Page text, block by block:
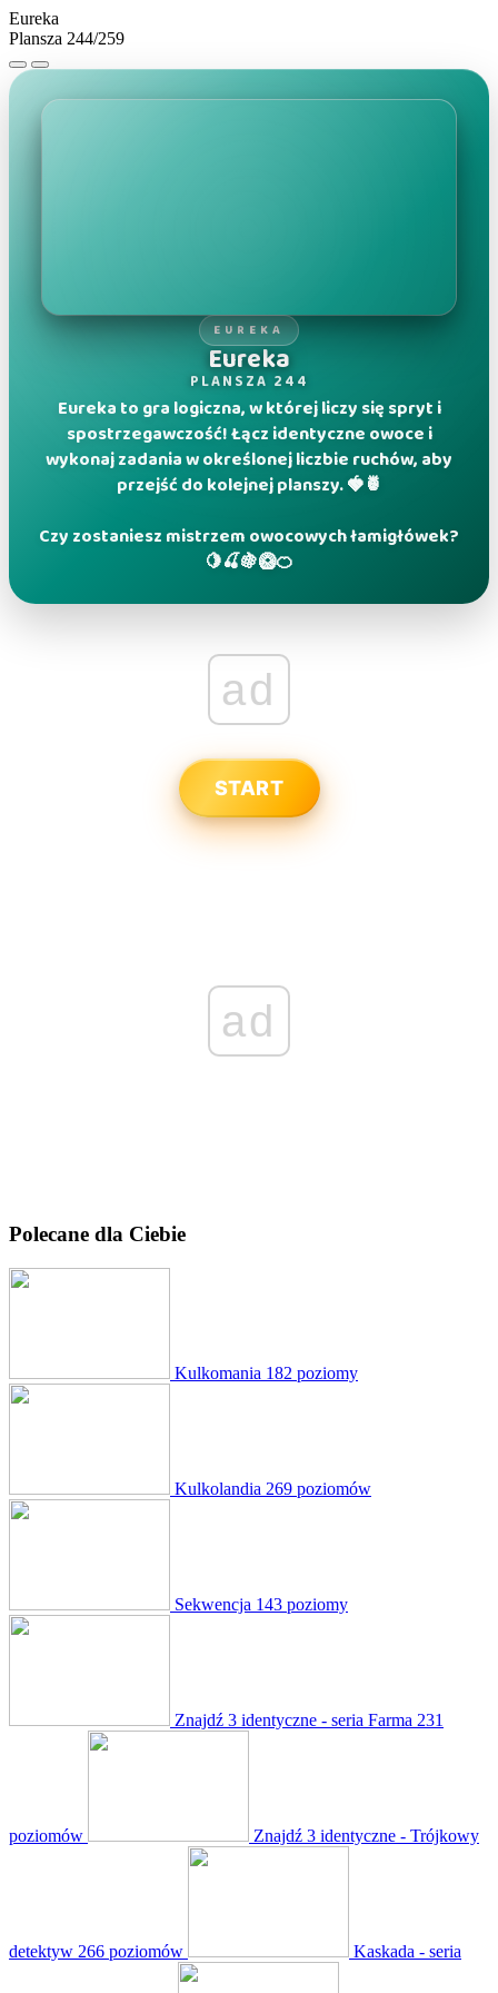
Eureka
Plansza 244/259
EUREKA
Eureka
PLANSZA 244
Eureka to gra logiczna, w której liczy się spryt i
spostrzegawczość! Łącz identyczne owoce i
wykonaj zadania w określonej liczbie ruchów, aby
przejść do kolejnej planszy. 🍓🍍
Czy zostaniesz mistrzem owocowych łamigłówek?
🍋🍒🍇🥝🍊
ad
START
ad
Polecane dla Ciebie
Kulkomania 182 poziomy
Kulkolandia 269 poziomów
Sekwencja 143 poziomy
Znajdź 3 identyczne - seria Farma 231
poziomów Znajdź 3 identyczne - Trójkowy
detektyw 266 poziomów Kaskada - seria